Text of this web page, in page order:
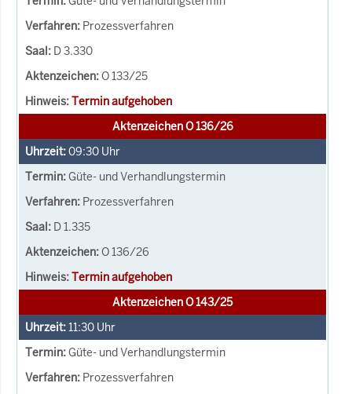
Prozessverfahren
D 3.330
O 133/25
Termin aufgehoben
Aktenzeichen O 136/26
09:30 Uhr
Güte- und Verhandlungstermin
Prozessverfahren
D 1.335
O 136/26
Termin aufgehoben
Aktenzeichen O 143/25
11:30 Uhr
Güte- und Verhandlungstermin
Prozessverfahren